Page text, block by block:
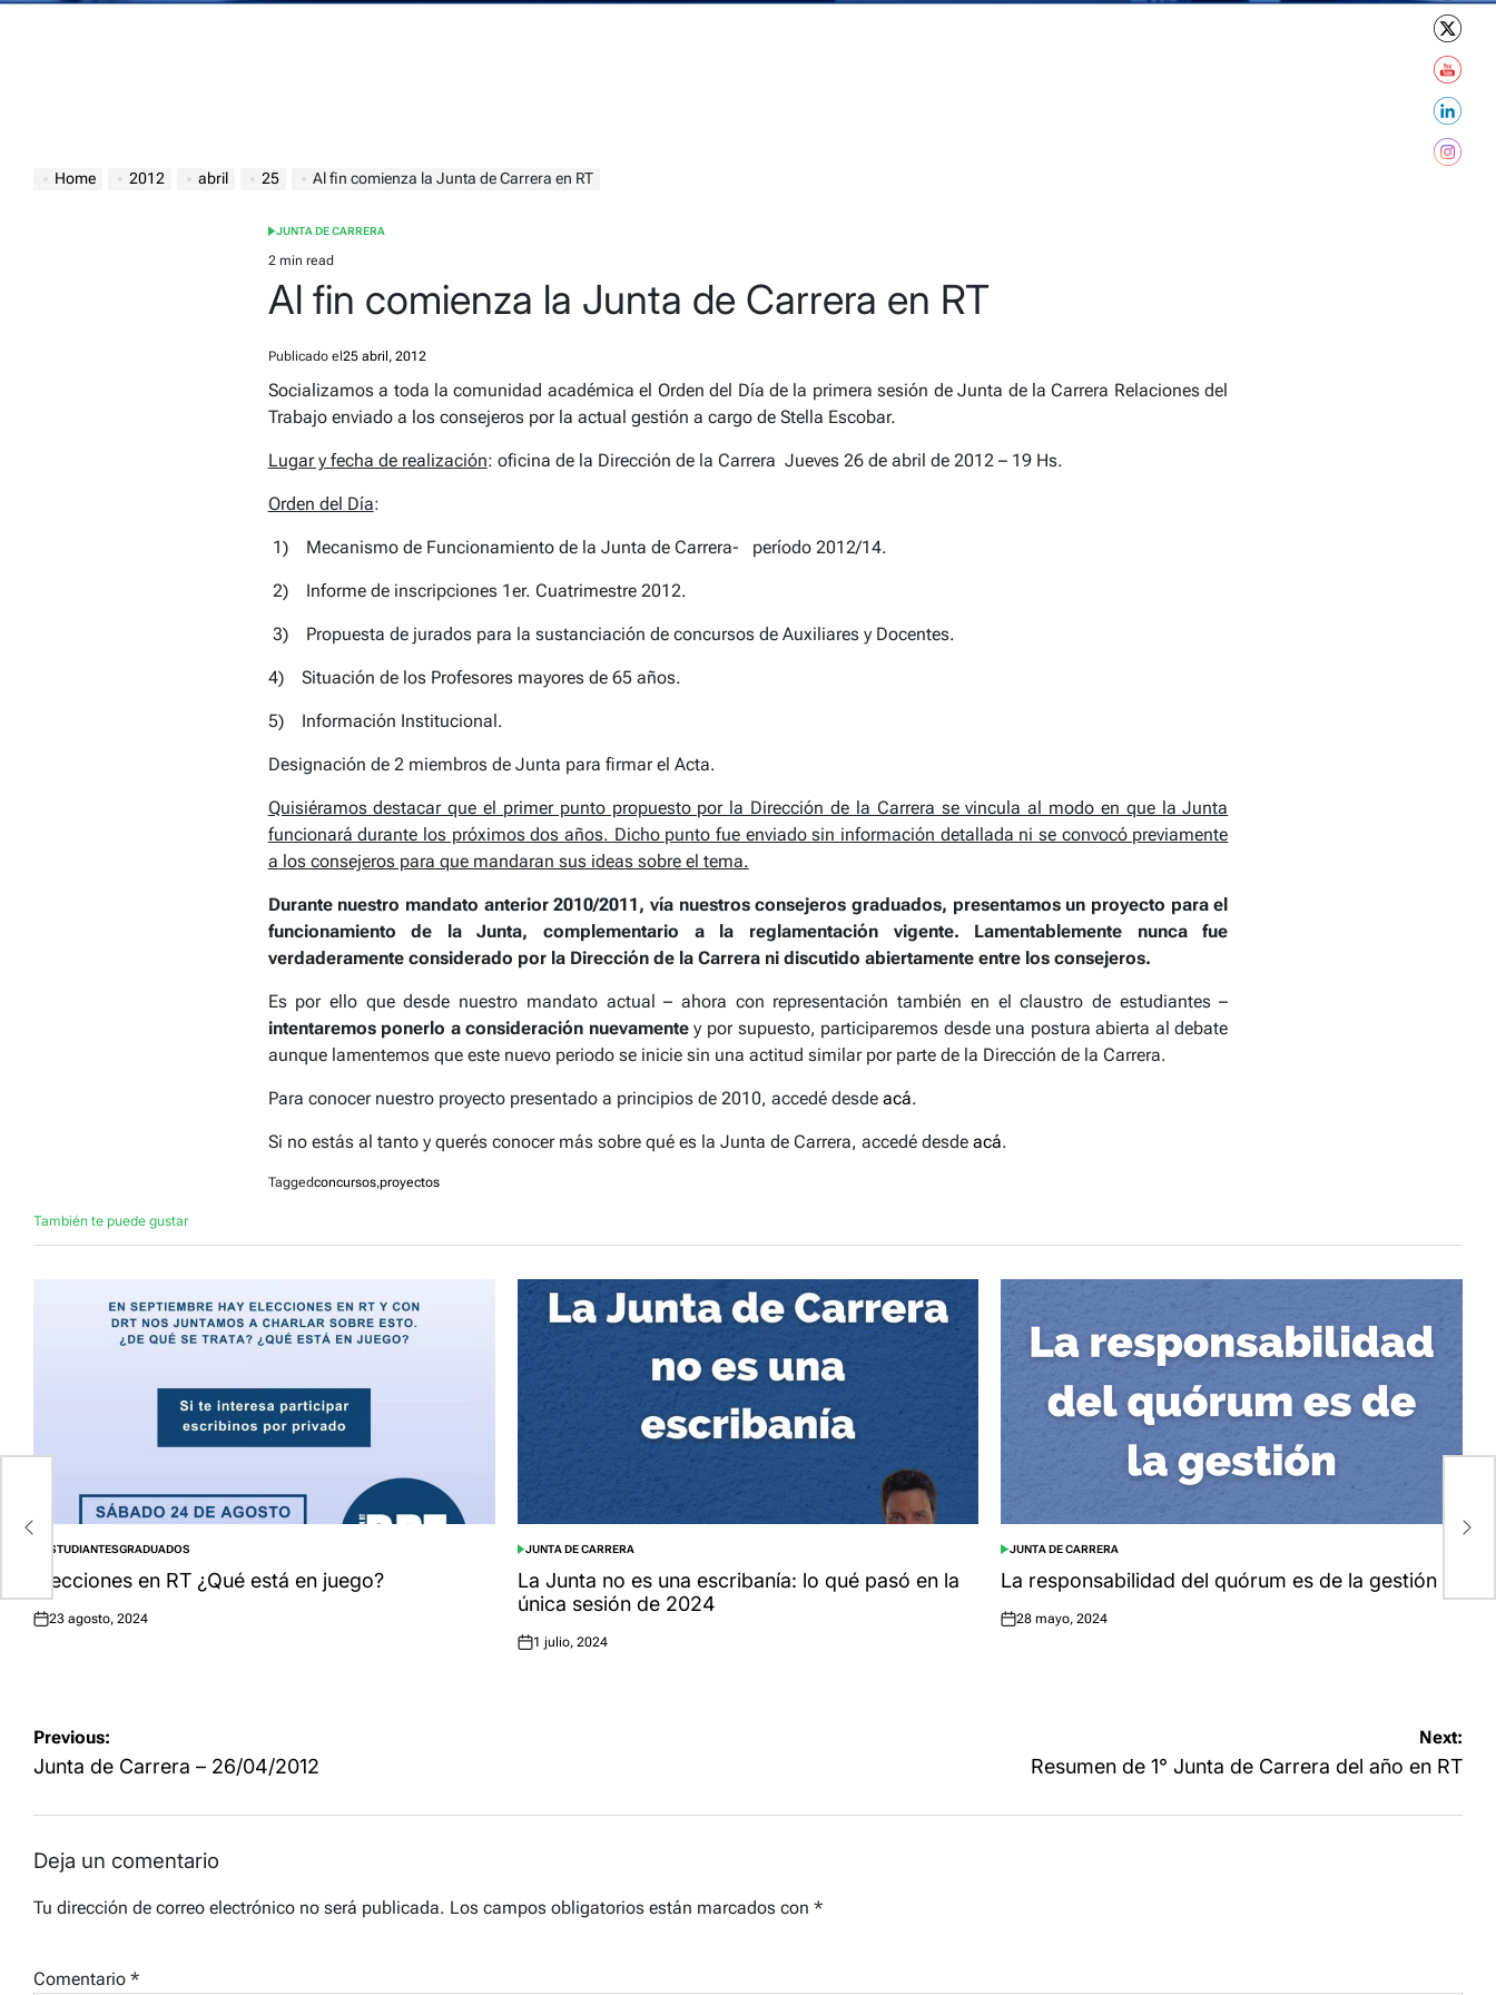
Home 2012 abril 25 Al fin comienza la Junta de Carrera en RT
POSTED
IN
JUNTA DE CARRERA
Estimated
read
time
2 min read
Al fin comienza la Junta de Carrera en RT
Publicado el 25 abril, 2012
Socializamos a toda la comunidad académica el Orden del Día de la primera sesión de Junta de la Carrera Relaciones del
Trabajo enviado a los consejeros por la actual gestión a cargo de Stella Escobar.
Lugar y fecha de realización: oficina de la Dirección de la Carrera Jueves 26 de abril de 2012 – 19 Hs.
Orden del Día:
1) Mecanismo de Funcionamiento de la Junta de Carrera- período 2012/14.
2) Informe de inscripciones 1er. Cuatrimestre 2012.
3) Propuesta de jurados para la sustanciación de concursos de Auxiliares y Docentes.
4) Situación de los Profesores mayores de 65 años.
5) Información Institucional.
Designación de 2 miembros de Junta para firmar el Acta.
Quisiéramos destacar que el primer punto propuesto por la Dirección de la Carrera se vincula al modo en que la Junta
funcionará durante los próximos dos años. Dicho punto fue enviado sin información detallada ni se convocó previamente
a los consejeros para que mandaran sus ideas sobre el tema.
Durante nuestro mandato anterior 2010/2011, vía nuestros consejeros graduados, presentamos un proyecto para el
funcionamiento de la Junta, complementario a la reglamentación vigente. Lamentablemente nunca fue
verdaderamente considerado por la Dirección de la Carrera ni discutido abiertamente entre los consejeros.
Es por ello que desde nuestro mandato actual – ahora con representación también en el claustro de estudiantes –
intentaremos ponerlo a consideración nuevamentey por supuesto, participaremos desde una postura abierta al debate
aunque lamentemos que este nuevo periodo se inicie sin una actitud similar por parte de la Dirección de la Carrera.
Para conocer nuestro proyecto presentado a principios de 2010, accedé desde acá.
Si no estás al tanto y querés conocer más sobre qué es la Junta de Carrera, accedé desde acá.
Taggedconcursos,proyectos
También te puede gustar
POSTED
ESTUDIANTESGRADUADOS
Elecciones en RT ¿Qué está en juego?
Posted
23 agosto, 2024
POSTED
IN
JUNTA DE CARRERA
La Junta no es una escribanía: lo qué pasó en la
única sesión de 2024
Posted
1 julio, 2024
POSTED
IN
JUNTA DE CARRERA
La responsabilidad del quórum es de la gestión
Posted
28 mayo, 2024
Navegación
de
Previous:
Junta de Carrera – 26/04/2012
Next:
Resumen de 1° Junta de Carrera del año en RT
Deja un comentario
Tu dirección de correo electrónico no será publicada. Los campos obligatorios están marcados con *
Comentario *